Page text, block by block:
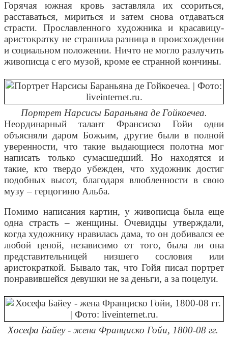
Горячая южная кровь заставляла их ссориться,
расставаться, мириться и затем снова отдаваться
страсти. Прославленного художника и красавицу-
аристократку не страшила разница в происхождении
и социальном положении. Ничто не могло разлучить
живописца с его музой, кроме ее странной кончины.
Портрет Нарсисы Бараньяна де Гойкоечеа.
Неординарный талант Франсиско Гойи одни
объясняли даром Божьим, другие были в полной
уверенности, что такие выдающиеся полотна мог
написать только сумасшедший. Но находятся и
такие, кто твердо убежден, что художник достиг
подобных высот, благодаря влюбленности в свою
музу – герцогиню Альба.
Помимо написания картин, у живописца была еще
одна страсть – женщины. Очевидцы утверждали,
когда художнику нравилась дама, то он добивался ее
любой ценой, независимо от того, была ли она
представительницей низшего сословия или
аристократкой. Бывало так, что Гойя писал портрет
понравившейся девушки не за деньги, а за поцелуи.
Хосефа Байеу - жена Франциско Гойи, 1800-08 гг.